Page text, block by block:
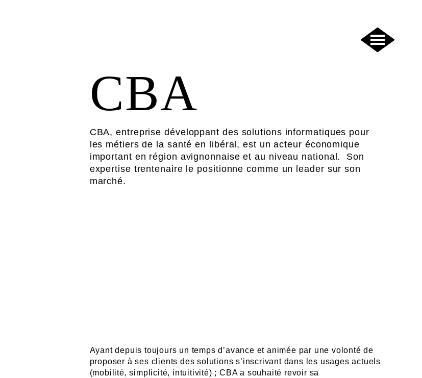
CBA
CBA, entreprise développant des solutions informatiques pour
les métiers de la santé en libéral, est un acteur économique
important en région avignonnaise et au niveau national. Son
expertise trentenaire le positionne comme un leader sur son
marché.
Ayant depuis toujours un temps d’avance et animée par une volonté de
proposer à ses clients des solutions s’inscrivant dans les usages actuels
(mobilité, simplicité, intuitivité) ; CBA a souhaité revoir sa